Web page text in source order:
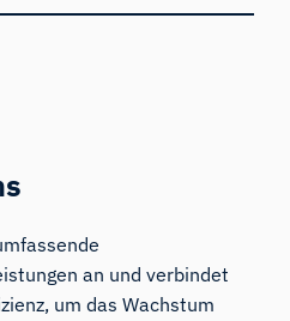
an und verbindet
um das Wachstum